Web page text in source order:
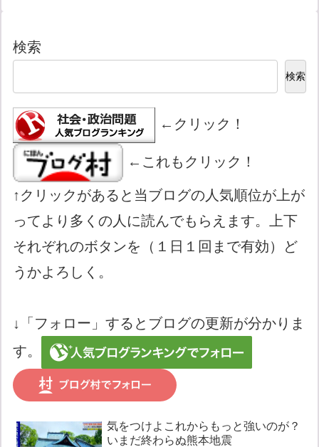
検索
検索
←クリック！
←これもクリック！
↑クリックがあると当ブログの人気順位が上が
ってより多くの人に読んでもらえます。上下
それぞれのボタンを（１日１回まで有効）ど
うかよろしく。
↓「フォロー」するとブログの更新が分かりま
す。
気をつけよこれからもっと強いのが？
いまだ終わらぬ熊本地震